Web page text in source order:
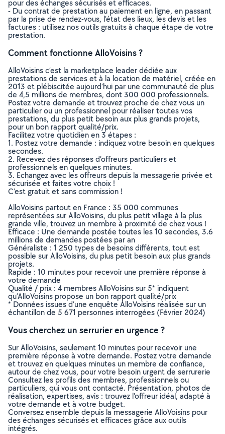
pour des échanges sécurisés et efficaces.
- Du contrat de prestation au paiement en ligne, en passant
par la prise de rendez-vous, l’état des lieux, les devis et les
factures : utilisez nos outils gratuits à chaque étape de votre
prestation.
Comment fonctionne AlloVoisins ?
AlloVoisins c’est la marketplace leader dédiée aux
prestations de services et à la location de matériel, créée en
2013 et plébiscitée aujourd’hui par une communauté de plus
de 4,5 millions de membres, dont 300 000 professionnels.
Postez votre demande et trouvez proche de chez vous un
particulier ou un professionnel pour réaliser toutes vos
prestations, du plus petit besoin aux plus grands projets,
pour un bon rapport qualité/prix.
Facilitez votre quotidien en 3 étapes :
1. Postez votre demande : indiquez votre besoin en quelques
secondes.
2. Recevez des réponses d’offreurs particuliers et
professionnels en quelques minutes.
3. Echangez avec les offreurs depuis la messagerie privée et
sécurisée et faites votre choix !
C’est gratuit et sans commission !
AlloVoisins partout en France : 35 000 communes
représentées sur AlloVoisins, du plus petit village à la plus
grande ville, trouvez un membre à proximité de chez vous !
Efficace : Une demande postée toutes les 10 secondes, 3.6
millions de demandes postées par an
Généraliste : 1 250 types de besoins différents, tout est
possible sur AlloVoisins, du plus petit besoin aux plus grands
projets.
Rapide : 10 minutes pour recevoir une première réponse à
votre demande
Qualité / prix : 4 membres AlloVoisins sur 5* indiquent
qu’AlloVoisins propose un bon rapport qualité/prix
* Données issues d’une enquête AlloVoisins réalisée sur un
échantillon de 5 671 personnes interrogées (Février 2024)
Vous cherchez un serrurier en urgence ?
Sur AlloVoisins, seulement 10 minutes pour recevoir une
première réponse à votre demande. Postez votre demande
et trouvez en quelques minutes un membre de confiance,
autour de chez vous, pour votre besoin urgent de serrurerie
Consultez les profils des membres, professionnels ou
particuliers, qui vous ont contacté. Présentation, photos de
réalisation, expertises, avis : trouvez l'offreur idéal, adapté à
votre demande et à votre budget.
Conversez ensemble depuis la messagerie AlloVoisins pour
des échanges sécurisés et efficaces grâce aux outils
intégrés.